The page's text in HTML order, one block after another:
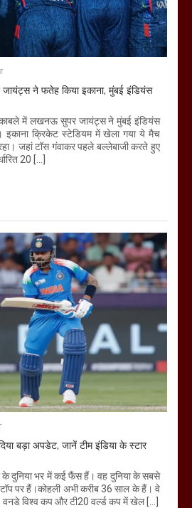
ने फतेह किया इकाना, मुंबई इंडियंस
में लखनऊ सुपर जायंट्स ने मुंबई इंडियंस
इकाना क्रिकेट स्टेडियम में खेला गया ये मैच
जहां टॉस गंवाकर पहले बल्लेबाजी करते हुए
20 […]
बड़ा अपडेट, जानें टीम इंडिया के स्टार
के दुनिया भर में कई फैंस हैं। वह दुनिया के सबसे
पर हैं।कोहली अभी करीब 36 साल के हैं। वे
वनडे विश्व कप और टी20 वर्ल्ड कप में खेल […]